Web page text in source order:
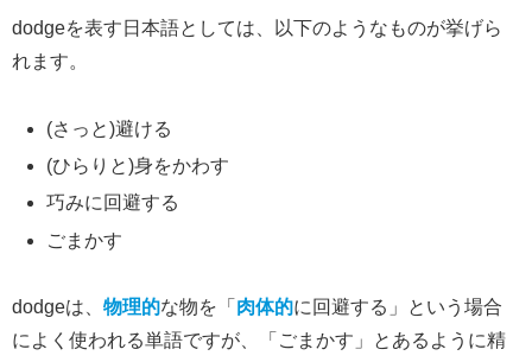
dodgeを表す日本語としては、以下のようなものが挙げら
れます。
(さっと)避ける
(ひらりと)身をかわす
巧みに回避する
ごまかす
dodgeは、 物理的な物を「 肉体的に回避する」という場合
によく使われる単語ですが、「ごまかす」とあるように精